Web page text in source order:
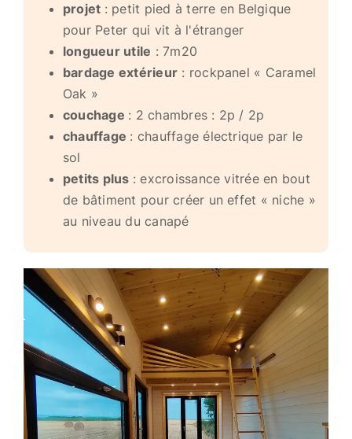
projet : petit pied à terre en Belgique
pour Peter qui vit à l'étranger
longueur utile : 7m20
bardage extérieur : rockpanel « Caramel
Oak »
couchage : 2 chambres : 2p / 2p
chauffage : chauffage électrique par le
sol
petits plus : excroissance vitrée en bout
de bâtiment pour créer un effet « niche »
au niveau du canapé